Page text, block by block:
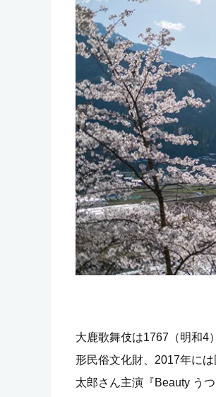
大鹿歌舞伎は1767（明和4
形民俗文化財、2017年に
太郎さん主演『Beauty う